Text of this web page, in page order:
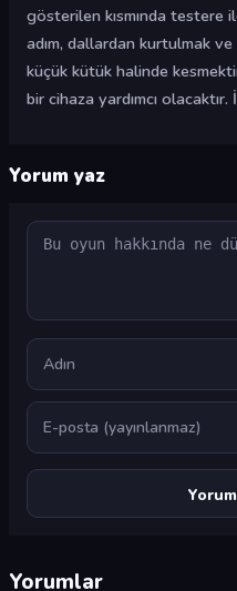
gösterilen kısmında testere
adım, dallardan kurtulmak
küçük kütük halinde
bir cihaza yardımcı
Yorum yaz
Yorum
Ad
E-posta
Yorumlar